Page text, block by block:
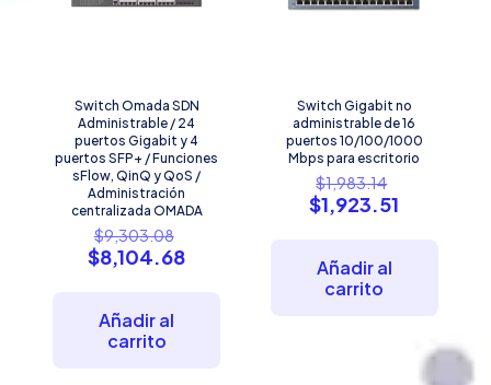
Switch Omada SDN
Administrable / 24
puertos Gigabit y 4
puertos SFP+ / Funciones
sFlow, QinQ y QoS /
Administración
centralizada OMADA
$9,303.08
precio
original
$8,104.68El
Añadir al
carrito
Switch Gigabit no
administrable de 16
puertos 10/100/1000
Mbps para escritorio
$1,983.14
precio
original
$1,923.51
Añadir al
carrito